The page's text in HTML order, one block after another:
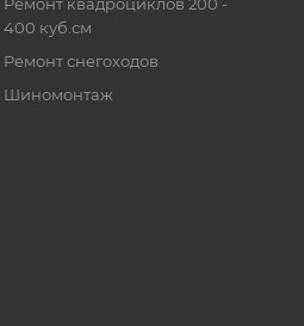
400 куб.см
Ремонт снегоходов
Шиномонтаж